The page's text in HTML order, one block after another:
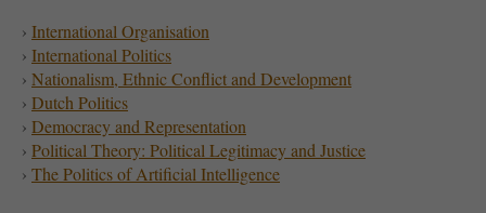
› International Organisation
› International Politics
› Nationalism, Ethnic Conflict and Development
› Dutch Politics
› Democracy and Representation
› Political Theory: Political Legitimacy and Justice
› The Politics of Artificial Intelligence